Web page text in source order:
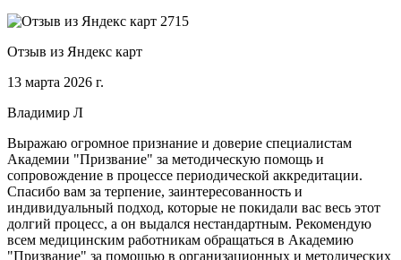
Отзыв из Яндекс карт
13 марта 2026 г.
Владимир Л
Выражаю огромное признание и доверие специалистам
Академии "Призвание" за методическую помощь и
сопровождение в процессе периодической аккредитации.
Спасибо вам за терпение, заинтересованность и
индивидуальный подход, которые не покидали вас весь этот
долгий процесс, а он выдался нестандартным. Рекомендую
всем медицинским работникам обращаться в Академию
"Призвание" за помощью в организационных и методических